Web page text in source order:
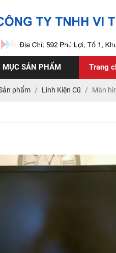
MỤC SẢN PHẨM Trang
phẩm Linh Kiện Cũ Màn